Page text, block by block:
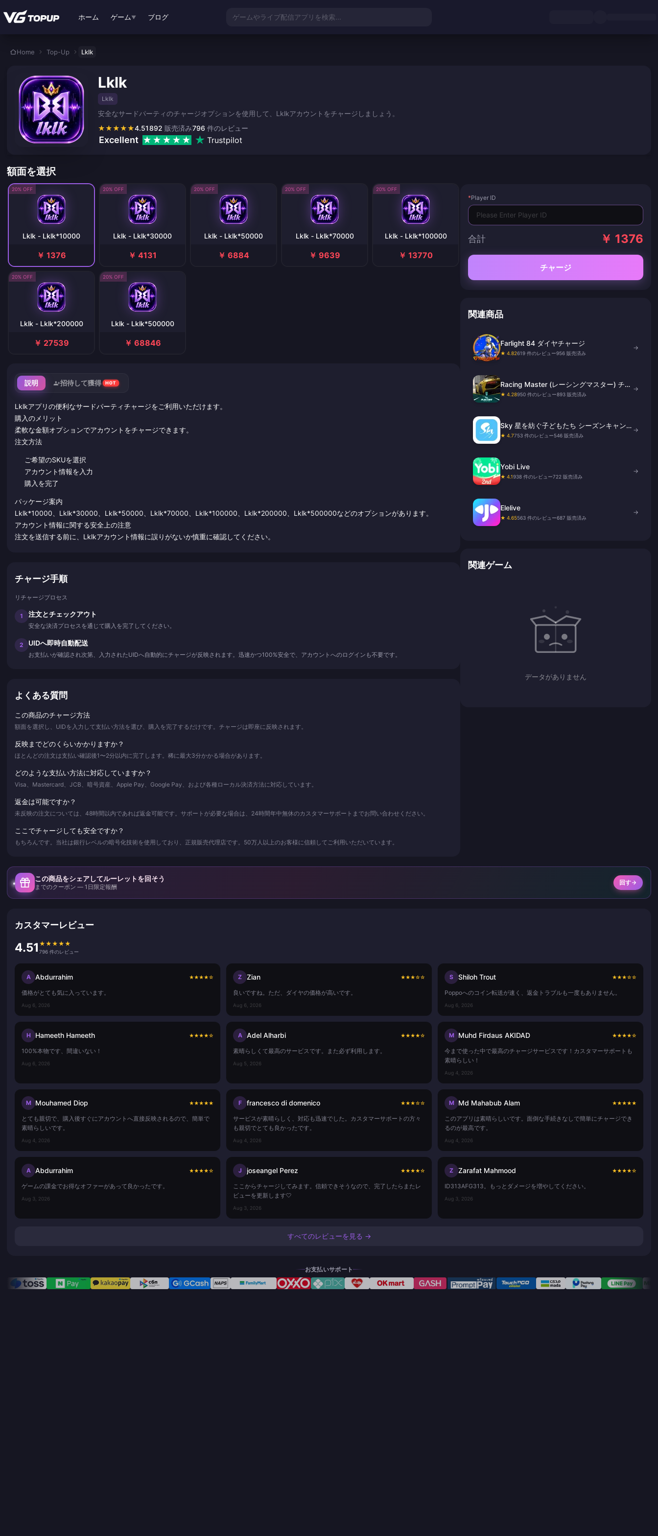
ホーム ゲーム ▼ ブログ ゲームやライブ配信アプリを検索...
Home Top-Up Lklk
Lklk
Lklk
安全なサードパーティのチャージオプションを使用して、Lklkアカウントをチャージしましょう。
★★★★★4.51 796 件のレビュー
892 販売済み
Excellent Trustpilot
額面を選択
20% OFF
Lklk - Lklk*10000
￥ 1376
20% OFF
Lklk - Lklk*30000
￥ 4131
20% OFF
Lklk - Lklk*50000
￥ 6884
20% OFF
Lklk - Lklk*70000
￥ 9639
20% OFF
Lklk - Lklk*100000
￥ 13770
20% OFF
Lklk - Lklk*200000
￥ 27539
20% OFF
Lklk - Lklk*500000
￥ 68846
説明 招待して獲得 HOT
Lklkアプリの便利なサードパーティチャージをご利用いただけます。
購入のメリット
柔軟な金額オプションでアカウントをチャージできます。
注文方法
ご希望のSKUを選択
アカウント情報を入力
購入を完了
パッケージ案内
Lklk*10000、Lklk*30000、Lklk*50000、Lklk*70000、Lklk*100000、Lklk*200000、Lklk*500000などのオプションがあります。
アカウント情報に関する安全上の注意
注文を送信する前に、Lklkアカウント情報に誤りがないか慎重に確認してください。
チャージ手順
リチャージプロセス
1 注文とチェックアウト
安全な決済プロセスを通じて購入を完了してください。
2 UIDへ即時自動配送
お支払いが確認され次第、入力されたUIDへ自動的にチャージが反映されます。迅速かつ100%安全で、アカウントへのログインも不要です。
よくある質問
この商品のチャージ方法
額面を選択し、UIDを入力して支払い方法を選び、購入を完了するだけです。チャージは即座に反映されます。
反映までどのくらいかかりますか？
ほとんどの注文は支払い確認後1〜2分以内に完了します。稀に最大3分かかる場合があります。
どのような支払い方法に対応していますか？
Visa、Mastercard、JCB、暗号資産、Apple Pay、Google Pay、および各種ローカル決済方法に対応しています。
返金は可能ですか？
未反映の注文については、48時間以内であれば返金可能です。サポートが必要な場合は、24時間年中無休のカスタマーサポートまでお問い合わせください。
ここでチャージしても安全ですか？
もちろんです。当社は銀行レベルの暗号化技術を使用しており、正規販売代理店です。50万人以上のお客様に信頼してご利用いただいています。
*Player ID
合計 ￥ 1376
チャージ
関連商品
Farlight 84 ダイヤチャージ
★ 4.82619 件のレビュー956 販売済み
→
Racing Master (レーシングマスター) チャ
ージ
★ 4.28950 件のレビュー893 販売済み
→
Sky 星を紡ぐ子どもたち シーズンキャンド
ル
★ 4.7753 件のレビュー546 販売済み
→
Yobi Live
★ 4.1938 件のレビュー722 販売済み
→
Elelive
★ 4.65563 件のレビュー687 販売済み
→
関連ゲーム
データがありません
この商品をシェアしてルーレットを回そう
までのクーポン — 1日限定報酬
回す
カスタマーレビュー
4.51 ★ ★ ★ ★ ★
796 件のレビュー
A Abdurrahim ★★★★☆
価格がとても気に入っています。
Aug 6, 2026
Z Zian ★★★☆☆
良いですね。ただ、ダイヤの価格が高いです。
Aug 6, 2026
S Shiloh Trout ★★★☆☆
Poppoへのコイン転送が速く、返金トラブルも一度もありません。
Aug 6, 2026
H Hameeth Hameeth ★★★★☆
100%本物です、間違いない！
Aug 6, 2026
A Adel Alharbi ★★★★☆
素晴らしくて最高のサービスです。また必ず利用します。
Aug 5, 2026
M Muhd Firdaus AKIDAD ★★★★☆
今まで使った中で最高のチャージサービスです！カスタマーサポートも
素晴らしい！
Aug 4, 2026
M Mouhamed Diop ★★★★★
とても親切で、購入後すぐにアカウントへ直接反映されるので、簡単で
素晴らしいです。
Aug 4, 2026
F francesco di domenico ★★★☆☆
サービスが素晴らしく、対応も迅速でした。カスタマーサポートの方々
も親切でとても良かったです。
Aug 4, 2026
M Md Mahabub Alam ★★★★★
このアプリは素晴らしいです。面倒な手続きなしで簡単にチャージでき
るのが最高です。
Aug 4, 2026
A Abdurrahim ★★★★☆
ゲームの課金でお得なオファーがあって良かったです。
Aug 3, 2026
J joseangel Perez ★★★★☆
ここからチャージしてみます。信頼できそうなので、完了したらまたレ
ビューを更新します🤍
Aug 3, 2026
Z Zarafat Mahmood ★★★★☆
ID313AFG313。もっとダメージを増やしてください。
Aug 3, 2026
すべてのレビューを見る →
お支払いサポート